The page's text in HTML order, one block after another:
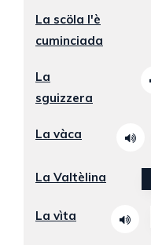
La scöla l'è
cuminciada
La
sguizzera
La vàca
La Valtèlina
La vìta